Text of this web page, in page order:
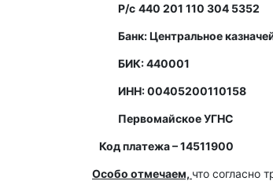
Р/с 440 201 110 304 5352
Банк: Центральное
БИК: 440001
ИНН: 00405200110158
Первомайское УГНС
Код платежа – 14511900
Особо отмечаем, что согласно